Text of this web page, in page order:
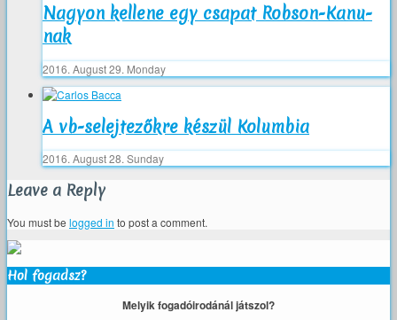
Nagyon kellene egy csapat Robson-Kanu-
nak
2016. August 29. Monday
A vb-selejtezőkre készül Kolumbia
2016. August 28. Sunday
Leave a Reply
You must be logged in to post a comment.
Hol fogadsz?
Melyik fogadóirodánál játszol?